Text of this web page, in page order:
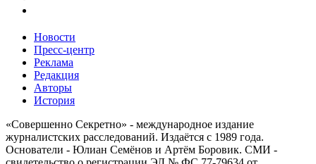
Новости
Пресс-центр
Реклама
Редакция
Авторы
История
«Совершенно Секретно» - международное издание
журналистских расследований. Издаётся с 1989 года.
Основатели - Юлиан Семёнов и Артём Боровик. CМИ -